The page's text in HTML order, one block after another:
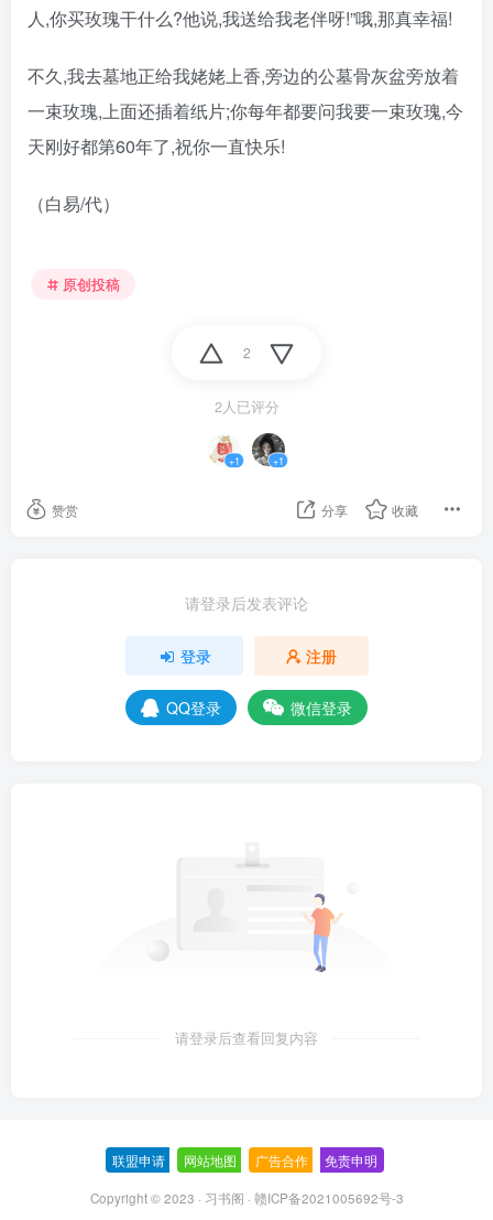
人,你买玫瑰干什么?他说,我送给我老伴呀!”哦,那真幸福!
不久,我去墓地正给我姥姥上香,旁边的公墓骨灰盆旁放着
一束玫瑰,上面还插着纸片;你每年都要问我要一束玫瑰,今
天刚好都第60年了,祝你一直快乐!
（白易/代）
原创投稿
2
2人已评分
+1 +1
赞赏 分享 收藏
请登录后发表评论
登录 注册
QQ登录 微信登录
请登录后查看回复内容
联盟申请 网站地图 广告合作 免责申明
Copyright © 2023 · 习书阁 · 赣ICP备2021005692号-3